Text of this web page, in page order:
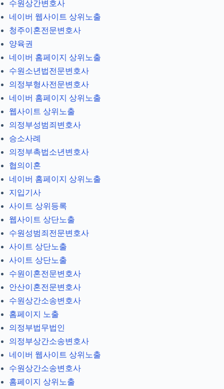
수원상간변호사
네이버 웹사이트 상위노출
청주이혼전문변호사
양육권
네이버 홈페이지 상위노출
수원소년법전문변호사
의정부형사전문변호사
네이버 홈페이지 상위노출
웹사이트 상위노출
의정부성범죄변호사
승소사례
의정부촉법소년변호사
협의이혼
네이버 홈페이지 상위노출
지입기사
사이트 상위등록
웹사이트 상단노출
수원성범죄전문변호사
사이트 상단노출
사이트 상단노출
수원이혼전문변호사
안산이혼전문변호사
수원상간소송변호사
홈페이지 노출
의정부법무법인
의정부상간소송변호사
네이버 웹사이트 상위노출
수원상간소송변호사
홈페이지 상위노출